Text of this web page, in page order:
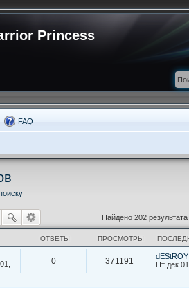
Princess
FAQ
Найдено 202 результата
ОТВЕТЫ ПРОСМОТРЫ
0 371191
dEStROY
Пт дек